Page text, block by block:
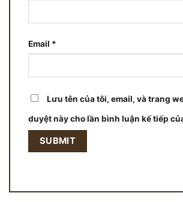
Email *
Lưu tên của tôi, email, và trang
duyệt này cho lần bình luận kế tiếp